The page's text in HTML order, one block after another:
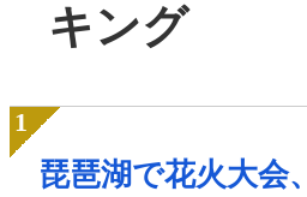
キング
琵琶湖で花火大会